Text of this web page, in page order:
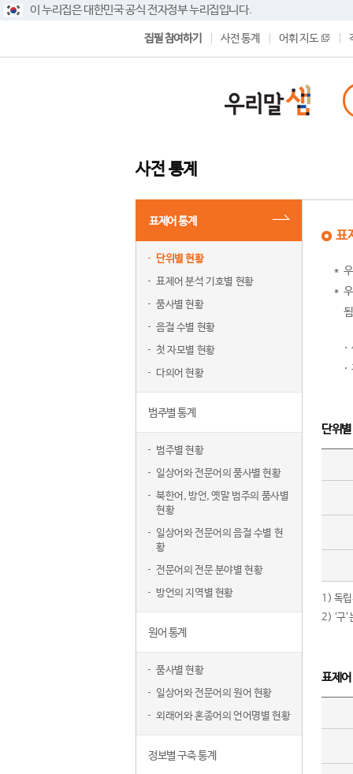
이 누리집은 대한민국 공식 전자정부 누리집입니다.
집필 참여하기 사전 통계 어휘 지도
사전 통계
표제어 통계
단위별 현황
표제어 분석 기호별 현황
품사별 현황
음절 수별 현황
첫 자모별 현황
다의어 현황
범주별 통계
범주별 현황
일상어와 전문어의 품사별 현황
북한어, 방언, 옛말 범주의 품사별
현황
일상어와 전문어의 음절 수별 현
황
전문어의 전문 분야별 현황
방언의 지역별 현황
원어 통계
품사별 현황
일상어와 전문어의 원어 현황
외래어와 혼종어의 언어명별 현황
정보별 구축 통계
표
단위
1) 독립
2) ‘구
표제